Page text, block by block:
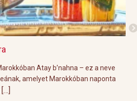
Atay b’nahna – ez a neve
amelyet Marokkóban naponta
[…]